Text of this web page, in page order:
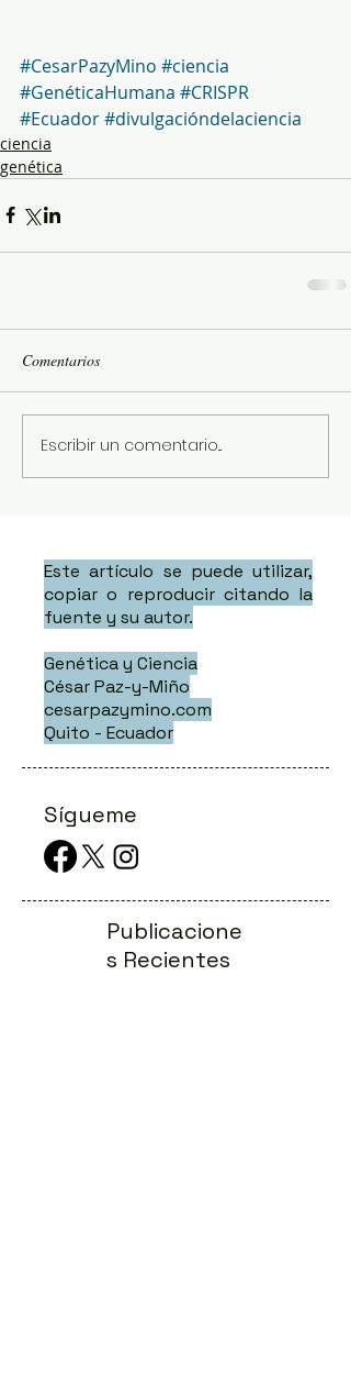
#CesarPazyMino #ciencia
#GenéticaHumana #CRISPR
#Ecuador#divulgacióndelaciencia
ciencia
genética
Comentarios
Escribir un comentario...
Este artículo se puede utilizar,
copiar o reproducir citando la
fuente y su autor.
Genética y Ciencia
César Paz-y-Miño
cesarpazymino.com
Quito - Ecuador
Sígueme
Publicacione
s Recientes